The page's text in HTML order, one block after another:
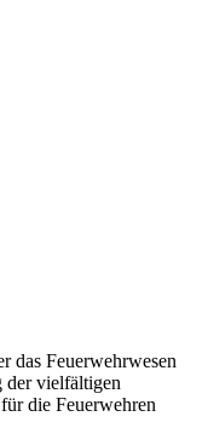
das Feuerwehrwesen
der vielfältigen
die Feuerwehren